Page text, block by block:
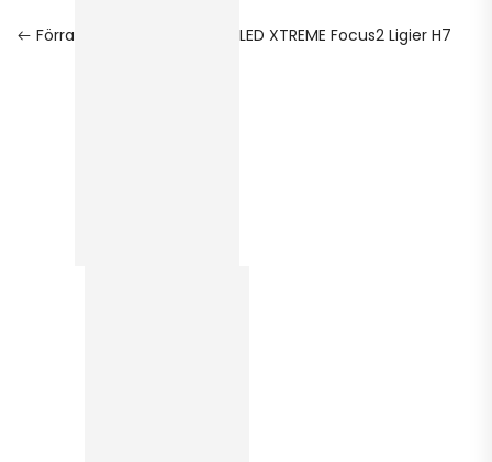
Förra LED XTREME Focus2 Ligier H7